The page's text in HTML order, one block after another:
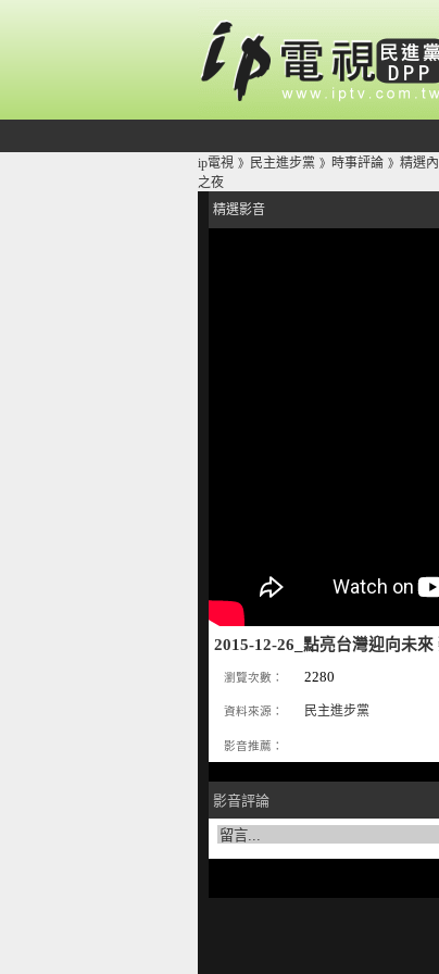
ip電視 》 民主進步黨 》 時事評論 》 精選
之夜
精選影音
2015-12-26_點亮台灣迎向未
瀏覽次數： 2280
資料來源： 民主進步黨
影音推薦：
影音評論